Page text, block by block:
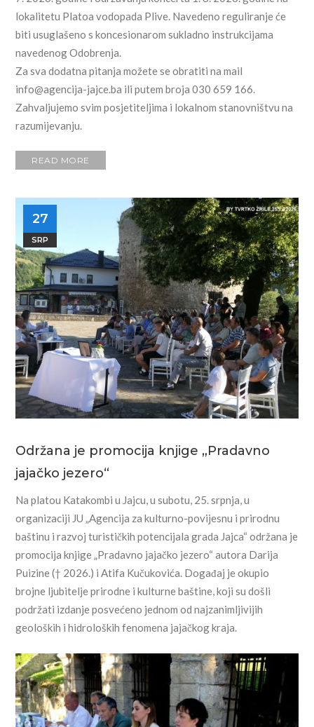
lokalitetu Platoa vodopada Plive. Navedeno reguliranje će
biti usuglašeno s koncesionarom sukladno instrukcijama
navedenog Odobrenja.
Za sva dodatna pitanja možete se obratiti na mail
info@agencija-jajce.ba ili putem broja 030 659 166.
Zahvaljujemo svim posjetiteljima i lokalnom stanovništvu na
razumijevanju.
READ MORE
27
SRP
Održana je promocija knjige „Pradavno
jajačko jezero“
Na platou Katakombi u Jajcu, u subotu, 25. srpnja, u
organizaciji JU „Agencija za kulturno-povijesnu i prirodnu
baštinu i razvoj turističkih potencijala grada Jajca“ održana je
promocija knjige „Pradavno jajačko jezero“ autora Darija
Puizine († 2026.) i Atifa Kučukovića. Događaj je okupio
brojne ljubitelje prirodne i kulturne baštine, koji su došli
podržati izdanje posvećeno jednom od najzanimljivijih
geoloških i hidroloških fenomena jajačkog kraja.